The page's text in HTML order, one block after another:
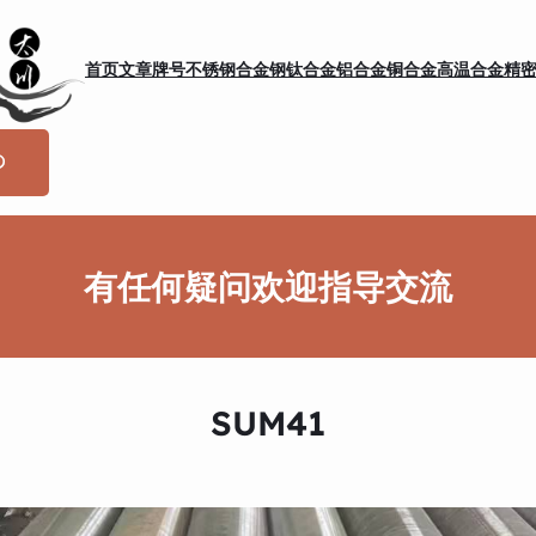
首页文章牌号不锈钢合金钢钛合金铝合金铜合金高温合金精
有任何疑问欢迎指导交流
SUM41